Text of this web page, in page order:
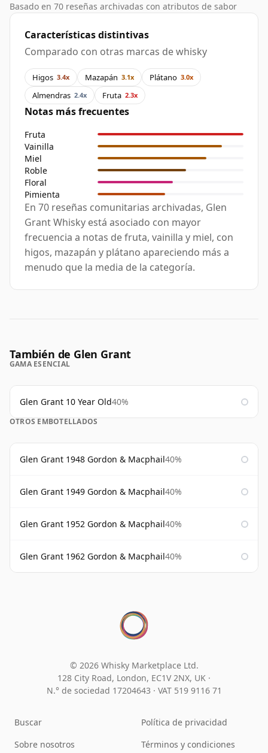
Basado en 70 reseñas archivadas con atributos de sabor
Características distintivas
Comparado con otras marcas de whisky
Higos 3.4x Mazapán 3.1x Plátano 3.0x
Almendras 2.4x Fruta 2.3x
Notas más frecuentes
Fruta
Vainilla
Miel
Roble
Floral
Pimienta
En 70 reseñas comunitarias archivadas, Glen
Grant Whisky está asociado con mayor
frecuencia a notas de fruta, vainilla y miel, con
higos, mazapán y plátano apareciendo más a
menudo que la media de la categoría.
También de Glen Grant
GAMA ESENCIAL
Glen Grant 10 Year Old40%
OTROS EMBOTELLADOS
Glen Grant 1948 Gordon & Macphail40%
Glen Grant 1949 Gordon & Macphail40%
Glen Grant 1952 Gordon & Macphail40%
Glen Grant 1962 Gordon & Macphail40%
© 2026 Whisky Marketplace Ltd.
128 City Road, London, EC1V 2NX, UK ·
N.° de sociedad 17204643 · VAT 519 9116 71
Buscar
Sobre nosotros
Política de privacidad
Términos y condiciones